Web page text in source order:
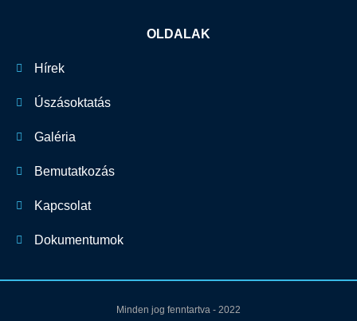
OLDALAK
Hírek
Úszásoktatás
Galéria
Bemutatkozás
Kapcsolat
Dokumentumok
Minden jog fenntartva - 2022